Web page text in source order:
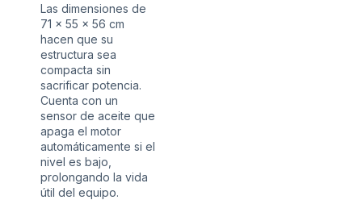
Las dimensiones de
71 x 55 x 56 cm
hacen que su
estructura sea
compacta sin
sacrificar potencia.
Cuenta con un
sensor de aceite que
apaga el motor
automáticamente si el
nivel es bajo,
prolongando la vida
útil del equipo.